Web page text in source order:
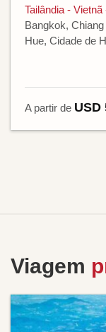
Tailândia -
Bangkok,
Hue, Cidade de
A partir de USD
Viagem